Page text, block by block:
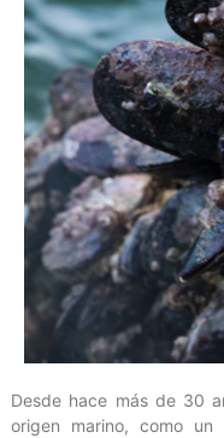
Desde hace más de 30
origen marino, como